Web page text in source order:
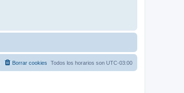
Todos los horarios son UTC-03:00
Borrar cookies